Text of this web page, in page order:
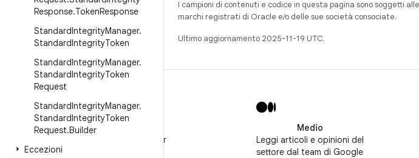
Response.TokenResponse
StandardIntegrityManager.
StandardIntegrityToken
StandardIntegrityManager.
StandardIntegrityToken
Request
StandardIntegrityManager.
StandardIntegrityToken
Request.Builder
Eccezioni
I campioni di contenuti e codice in questa pagina sono soggetti
marchi registrati di Oracle e/o delle sue società consociate.
Ultimo aggiornamento 2025-11-19 UTC.
Segui @GooglePlayBiz per
Medio
Leggi articoli e opinioni del
settore dal team di Google